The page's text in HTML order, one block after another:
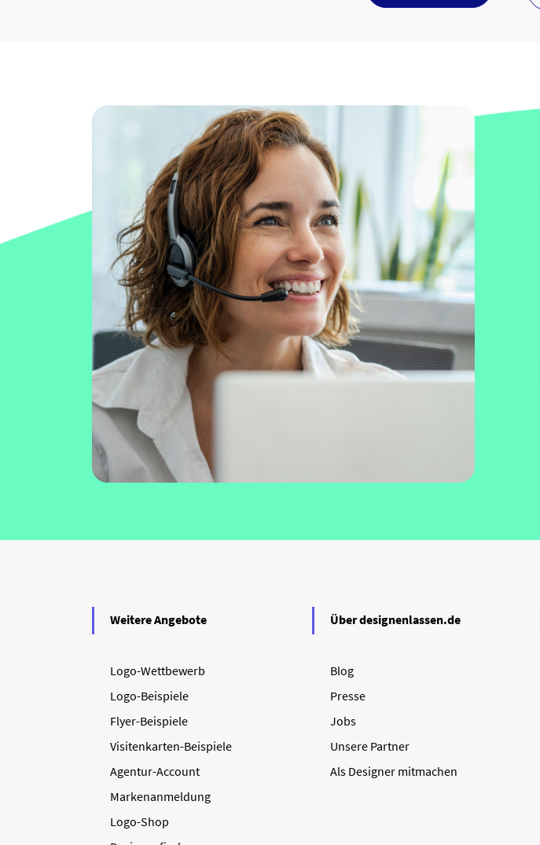
Weitere Angebote
Logo-Wettbewerb
Logo-Beispiele
Flyer-Beispiele
Visitenkarten-Beispiele
Agentur-Account
Markenanmeldung
Logo-Shop
Über designenlassen.de
Blog
Presse
Jobs
Unsere Partner
Als Designer mitmachen